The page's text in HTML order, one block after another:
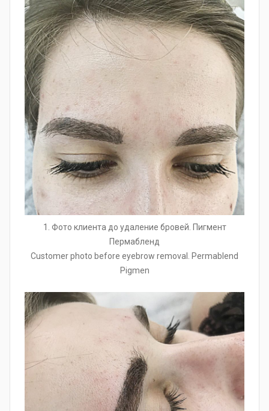
1. Фото клиента до удаление бровей. Пигмент
Пермабленд
Customer photo before eyebrow removal. Permablend
Pigmen